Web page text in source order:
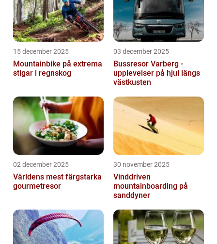
15 december 2025
Mountainbike på extrema
stigar i regnskog
03 december 2025
Bussresor Varberg -
upplevelser på hjul längs
västkusten
02 december 2025
Världens mest färgstarka
gourmetresor
30 november 2025
Vinddriven
mountainboarding på
sanddyner